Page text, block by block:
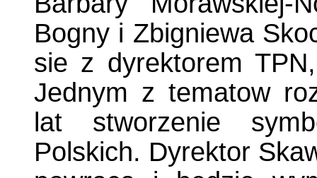
Bogny i Zbigniewa
sie z dyrektorem
Jednym z tematow
lat stworzenie
Polskich. Dyrektor